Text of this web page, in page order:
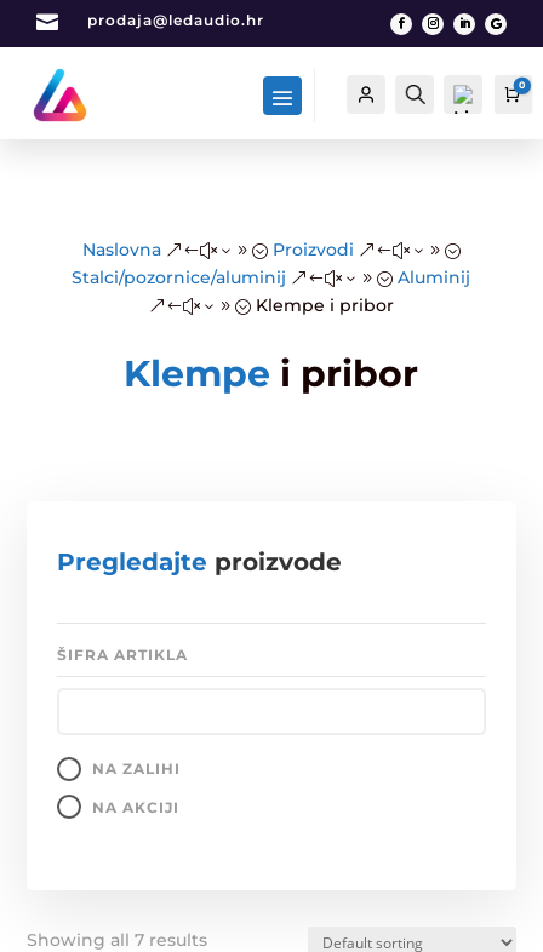
 prodaja@ledaudio.hr
Račun Traži
List
a
želj
0
Naslovna &#x39; Proizvodi &#x39;
Stalci/pozornice/aluminij &#x39; Aluminij
&#x39; Klempe i pribor
Klempe i pribor
Pregledajte proizvode
ŠIFRA ARTIKLA
NA ZALIHI
NA AKCIJI
Showing all 7 results